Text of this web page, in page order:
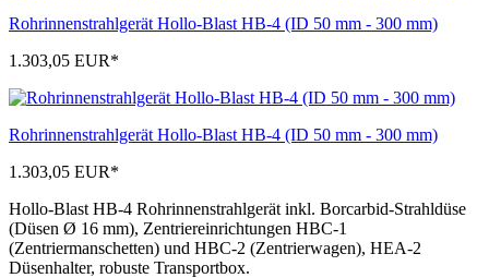
Rohrinnenstrahlgerät Hollo-Blast HB-4 (ID 50 mm - 300 mm)
1.303,05 EUR*
Rohrinnenstrahlgerät Hollo-Blast HB-4 (ID 50 mm - 300 mm)
1.303,05 EUR*
Hollo-Blast HB-4 Rohrinnenstrahlgerät inkl. Borcarbid-Strahldüse
(Düsen Ø 16 mm), Zentriereinrichtungen HBC-1
(Zentriermanschetten) und HBC-2 (Zentrierwagen), HEA-2
Düsenhalter, robuste Transportbox.